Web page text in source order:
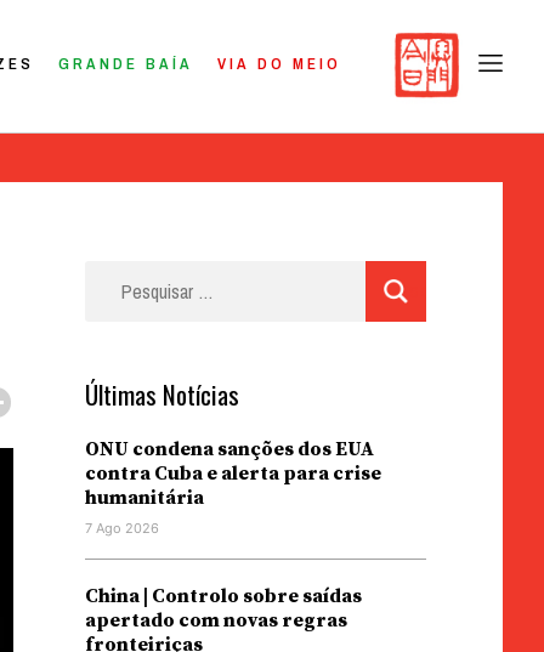
GRANDE BAÍA VIA DO MEIO
Últimas Notícias
ONU condena sanções dos EUA
contra Cuba e alerta para crise
humanitária
7 Ago 2026
China | Controlo sobre saídas
apertado com novas regras
fronteiriças